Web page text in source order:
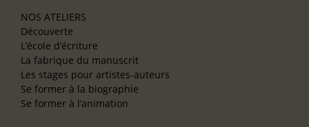
NOS ATELIERS
Découverte
L’école d’écriture
La fabrique du manuscrit
Les stages pour artistes-auteurs
Se former à la biographie
Se former à l’animation